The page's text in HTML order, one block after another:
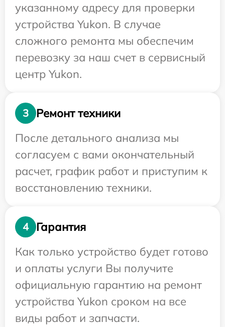
указанному адресу для проверки
устройства Yukon. В случае
сложного ремонта мы обеспечим
перевозку за наш счет в сервисный
центр Yukon.
3
Ремонт техники
После детального анализа мы
согласуем с вами окончательный
расчет, график работ и приступим к
восстановлению техники.
4
Гарантия
Как только устройство будет готово
и оплаты услуги Вы получите
официальную гарантию на ремонт
устройства Yukon сроком на все
виды работ и запчасти.